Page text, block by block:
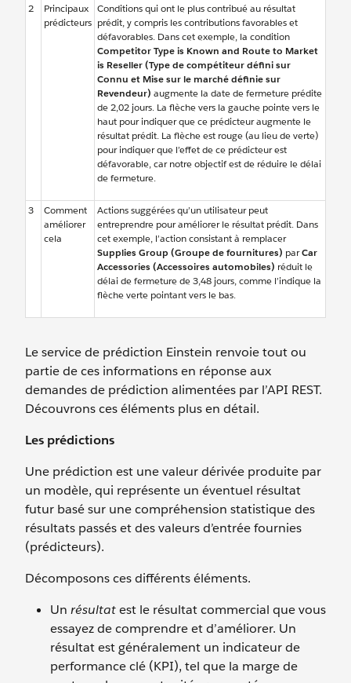
2
Principaux
prédicteurs
Conditions qui ont le plus contribué au résultat
prédit, y compris les contributions favorables et
défavorables. Dans cet exemple, la condition
Competitor Type is Known and Route to Market
is Reseller (Type de compétiteur défini sur
Connu et Mise sur le marché définie sur
Revendeur) augmente la date de fermeture prédite
de 2,02 jours. La flèche vers la gauche pointe vers le
haut pour indiquer que ce prédicteur augmente le
résultat prédit. La flèche est rouge (au lieu de verte)
pour indiquer que l’effet de ce prédicteur est
défavorable, car notre objectif est de réduire le délai
de fermeture.
3
Comment
améliorer
cela
Actions suggérées qu’un utilisateur peut
entreprendre pour améliorer le résultat prédit. Dans
cet exemple, l’action consistant à remplacer
Supplies Group (Groupe de fournitures) parCar
Accessories (Accessoires automobiles) réduit le
délai de fermeture de 3,48 jours, comme l’indique la
flèche verte pointant vers le bas.
Le service de prédiction Einstein renvoie tout ou
partie de ces informations en réponse aux
demandes de prédiction alimentées par l’API REST.
Découvrons ces éléments plus en détail.
Les prédictions
Une prédiction est une valeur dérivée produite par
un modèle, qui représente un éventuel résultat
futur basé sur une compréhension statistique des
résultats passés et des valeurs d’entrée fournies
(prédicteurs).
Décomposons ces différents éléments.
Un résultatest le résultat commercial que vous
essayez de comprendre et d’améliorer. Un
résultat est généralement un indicateur de
performance clé (KPI), tel que la marge de